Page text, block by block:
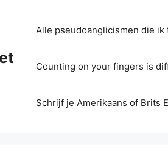
Alle pseudoanglicismen die
Counting on your fingers is
Schrijf je Amerikaans of Brits